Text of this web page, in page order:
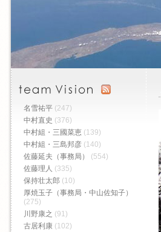
名雪祐平 (247)
中村直史 (376)
中村組・三國菜恵 (139)
中村組・三島邦彦 (140)
佐藤延夫（事務局）
(554)
佐藤理人 (335)
保持壮太郎 (10)
厚焼玉子（事務局・中山佐知子）
(275)
川野康之 (91)
古居利康 (102)